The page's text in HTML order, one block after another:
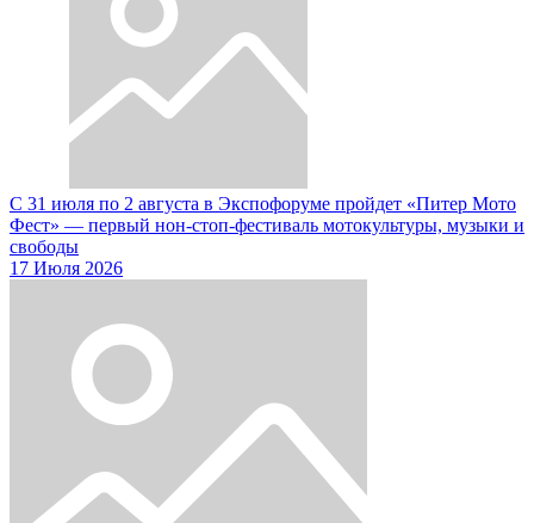
С 31 июля по 2 августа в Экспофоруме пройдет «Питер Мото
Фест» — первый нон-стоп-фестиваль мотокультуры, музыки и
свободы
17 Июля 2026